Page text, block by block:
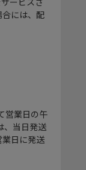
には、配
営業日の午
、当日発送
日に発送